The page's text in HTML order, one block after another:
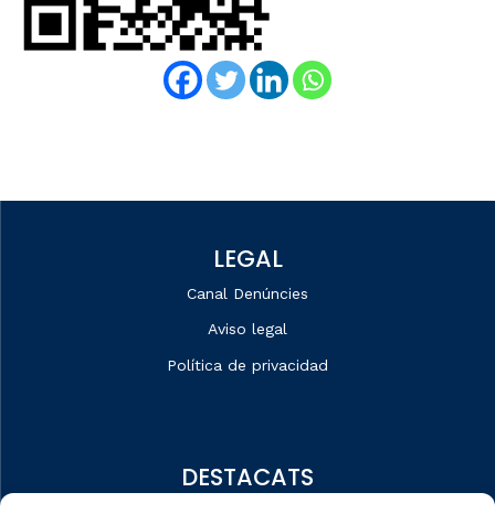
LEGAL
Canal Denúncies
Aviso legal
Política de privacidad
DESTACATS